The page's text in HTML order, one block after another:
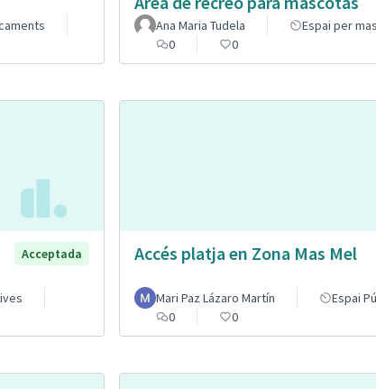
Ana Maria Tudela
Espai per
0
0
Acceptada Accés platja en Zona Mas Mel
Mari Paz Lázaro Martín
Espai
0
0